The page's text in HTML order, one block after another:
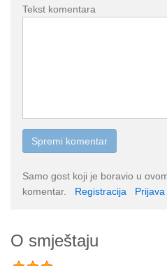
Tekst komentara
Samo gost koji je boravio u
komentar.
Registracija Prijava
O smještaju